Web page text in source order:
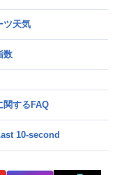
ツ天気
数
関するFAQ
10-second